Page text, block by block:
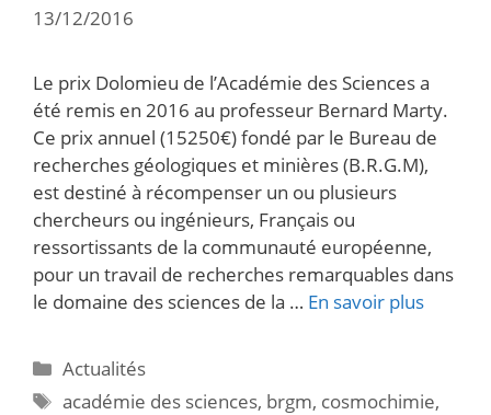
13/12/2016
Le prix Dolomieu de l’Académie des Sciences a
été remis en 2016 au professeur Bernard Marty.
Ce prix annuel (15250€) fondé par le Bureau de
recherches géologiques et minières (B.R.G.M),
est destiné à récompenser un ou plusieurs
chercheurs ou ingénieurs, Français ou
ressortissants de la communauté européenne,
pour un travail de recherches remarquables dans
le domaine des sciences de la … En savoir plus
Actualités
académie des sciences, brgm, cosmochimie,